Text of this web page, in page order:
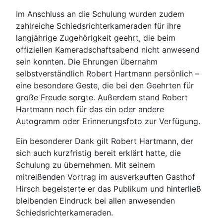
Im Anschluss an die Schulung wurden zudem
zahlreiche Schiedsrichterkameraden für ihre
langjährige Zugehörigkeit geehrt, die beim
offiziellen Kameradschaftsabend nicht anwesend
sein konnten. Die Ehrungen übernahm
selbstverständlich Robert Hartmann persönlich –
eine besondere Geste, die bei den Geehrten für
große Freude sorgte. Außerdem stand Robert
Hartmann noch für das ein oder andere
Autogramm oder Erinnerungsfoto zur Verfügung.
Ein besonderer Dank gilt Robert Hartmann, der
sich auch kurzfristig bereit erklärt hatte, die
Schulung zu übernehmen. Mit seinem
mitreißenden Vortrag im ausverkauften Gasthof
Hirsch begeisterte er das Publikum und hinterließ
bleibenden Eindruck bei allen anwesenden
Schiedsrichterkameraden.